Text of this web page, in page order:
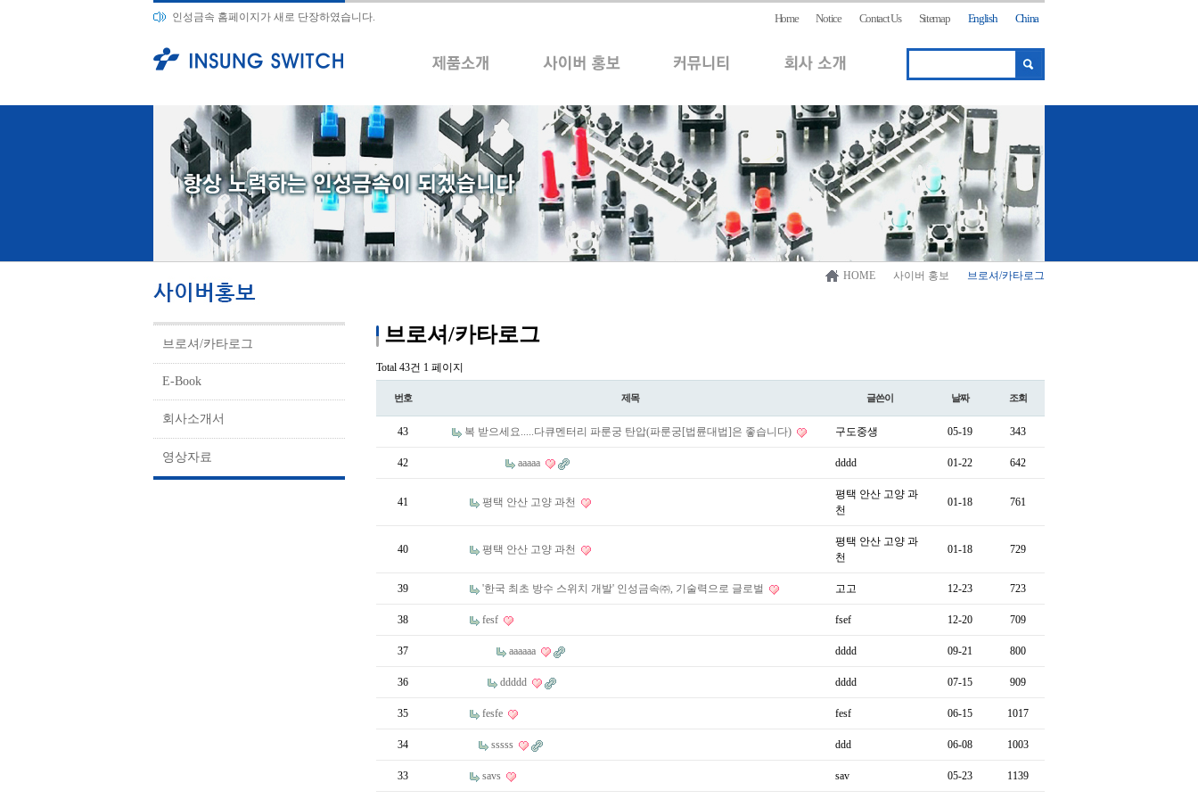
인성금속 홈페이지가 새로 단장하였습니다. Home Notice Contact Us Sitemap English China
브로셔/카타로그
E-Book
회사소개서
영상자료
HOME 사이버 홍보 브로셔/카타로그
브로셔/카타로그
Total 43건 1 페이지
번호 제목 글쓴이 날짜 조회
43 복 받으세요.....다큐멘터리 파룬궁 탄압(파룬궁[법륜대법]은 좋습니다) 구도중생 05-19 343
42 aaaaa dddd 01-22 642
41 평택 안산 고양 과천
평택 안산 고양 과
천
01-18 761
40 평택 안산 고양 과천
평택 안산 고양 과
천
01-18 729
39 '한국 최초 방수 스위치 개발' 인성금속㈜, 기술력으로 글로벌 고고 12-23 723
38 fesf fsef 12-20 709
37 aaaaaa dddd 09-21 800
36 ddddd dddd 07-15 909
35 fesfe fesf 06-15 1017
34 sssss ddd 06-08 1003
33 savs sav 05-23 1139